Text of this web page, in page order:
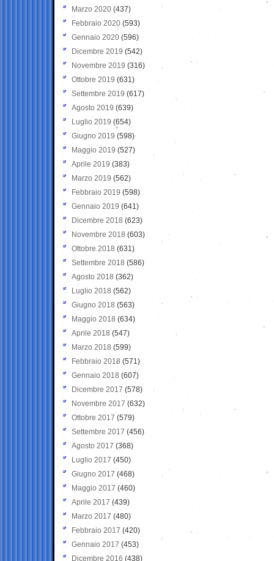
Marzo 2020 (437)
Febbraio 2020 (593)
Gennaio 2020 (596)
Dicembre 2019 (542)
Novembre 2019 (316)
Ottobre 2019 (631)
Settembre 2019 (617)
Agosto 2019 (639)
Luglio 2019 (654)
Giugno 2019 (598)
Maggio 2019 (527)
Aprile 2019 (383)
Marzo 2019 (562)
Febbraio 2019 (598)
Gennaio 2019 (641)
Dicembre 2018 (623)
Novembre 2018 (603)
Ottobre 2018 (631)
Settembre 2018 (586)
Agosto 2018 (362)
Luglio 2018 (562)
Giugno 2018 (563)
Maggio 2018 (634)
Aprile 2018 (547)
Marzo 2018 (599)
Febbraio 2018 (571)
Gennaio 2018 (607)
Dicembre 2017 (578)
Novembre 2017 (632)
Ottobre 2017 (579)
Settembre 2017 (456)
Agosto 2017 (368)
Luglio 2017 (450)
Giugno 2017 (468)
Maggio 2017 (460)
Aprile 2017 (439)
Marzo 2017 (480)
Febbraio 2017 (420)
Gennaio 2017 (453)
Dicembre 2016 (438)